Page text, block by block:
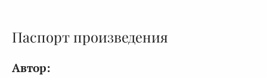
Паспорт произведения
Автор: